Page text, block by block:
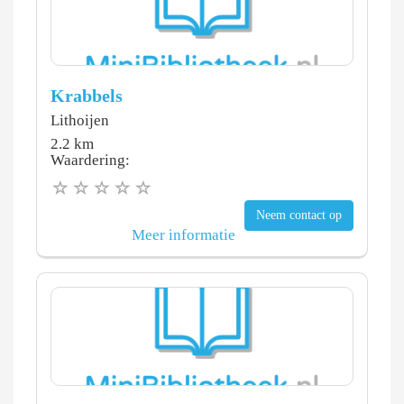
Krabbels
Lithoijen
2.2 km
Waardering:
Neem contact op
Meer informatie